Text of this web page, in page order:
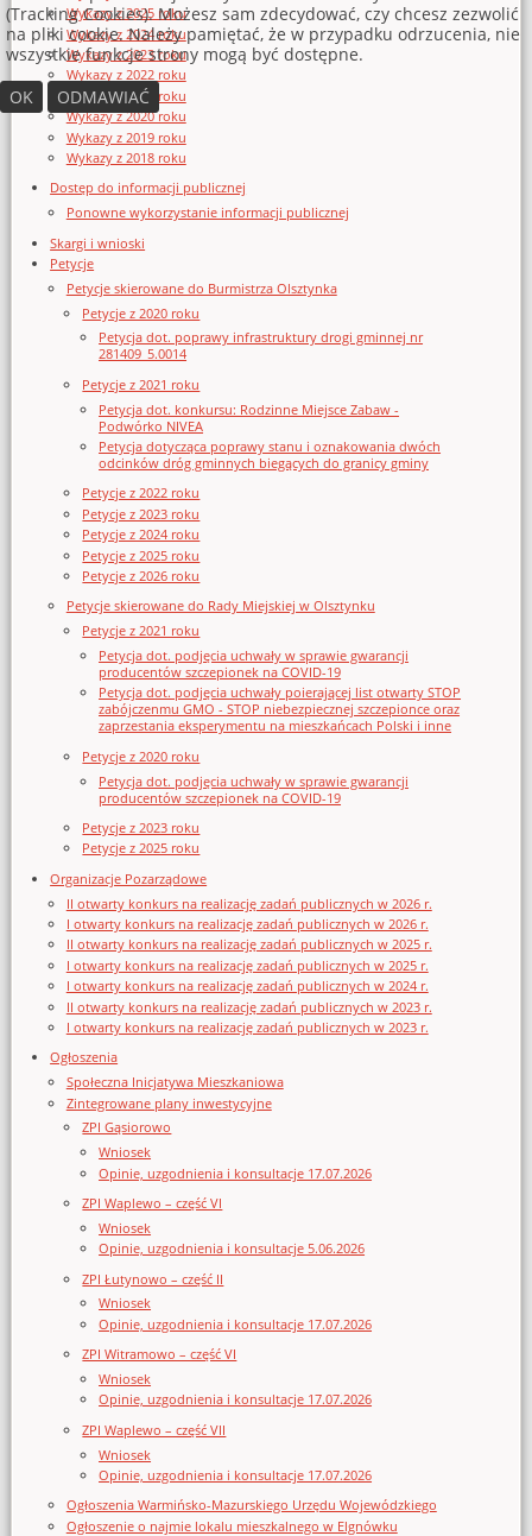
Wykazy z 2025 roku
Wykazy z 2024 roku
Wykazy z 2023 roku
Wykazy z 2022 roku
Wykazy z 2021 roku
Wykazy z 2020 roku
Wykazy z 2019 roku
Wykazy z 2018 roku
Dostęp do informacji publicznej
Ponowne wykorzystanie informacji publicznej
Skargi i wnioski
Petycje
Petycje skierowane do Burmistrza Olsztynka
Petycje z 2020 roku
Petycja dot. poprawy infrastruktury drogi gminnej nr
281409_5.0014
Petycje z 2021 roku
Petycja dot. konkursu: Rodzinne Miejsce Zabaw -
Podwórko NIVEA
Petycja dotycząca poprawy stanu i oznakowania dwóch
odcinków dróg gminnych biegących do granicy gminy
Petycje z 2022 roku
Petycje z 2023 roku
Petycje z 2024 roku
Petycje z 2025 roku
Petycje z 2026 roku
Petycje skierowane do Rady Miejskiej w Olsztynku
Petycje z 2021 roku
Petycja dot. podjęcia uchwały w sprawie gwarancji
producentów szczepionek na COVID-19
Petycja dot. podjęcia uchwały poierającej list otwarty STOP
zabójczenmu GMO - STOP niebezpiecznej szczepionce oraz
zaprzestania eksperymentu na mieszkańcach Polski i inne
Petycje z 2020 roku
Petycja dot. podjęcia uchwały w sprawie gwarancji
producentów szczepionek na COVID-19
Petycje z 2023 roku
Petycje z 2025 roku
Organizacje Pozarządowe
II otwarty konkurs na realizację zadań publicznych w 2026 r.
I otwarty konkurs na realizację zadań publicznych w 2026 r.
II otwarty konkurs na realizację zadań publicznych w 2025 r.
I otwarty konkurs na realizację zadań publicznych w 2025 r.
I otwarty konkurs na realizację zadań publicznych w 2024 r.
II otwarty konkurs na realizację zadań publicznych w 2023 r.
I otwarty konkurs na realizację zadań publicznych w 2023 r.
Ogłoszenia
Społeczna Inicjatywa Mieszkaniowa
Zintegrowane plany inwestycyjne
ZPI Gąsiorowo
Wniosek
Opinie, uzgodnienia i konsultacje 17.07.2026
ZPI Waplewo – część VI
Wniosek
Opinie, uzgodnienia i konsultacje 5.06.2026
ZPI Łutynowo – część II
Wniosek
Opinie, uzgodnienia i konsultacje 17.07.2026
ZPI Witramowo – część VI
Wniosek
Opinie, uzgodnienia i konsultacje 17.07.2026
ZPI Waplewo – część VII
Wniosek
Opinie, uzgodnienia i konsultacje 17.07.2026
Ogłoszenia Warmińsko-Mazurskiego Urzędu Wojewódzkiego
Ogłoszenie o najmie lokalu mieszkalnego w Elgnówku
(Tracking Cookies). Możesz sam zdecydować, czy chcesz zezwolić
na pliki cookie. Należy pamiętać, że w przypadku odrzucenia, nie
wszystkie funkcje strony mogą być dostępne.
OK
ODMAWIAĆ